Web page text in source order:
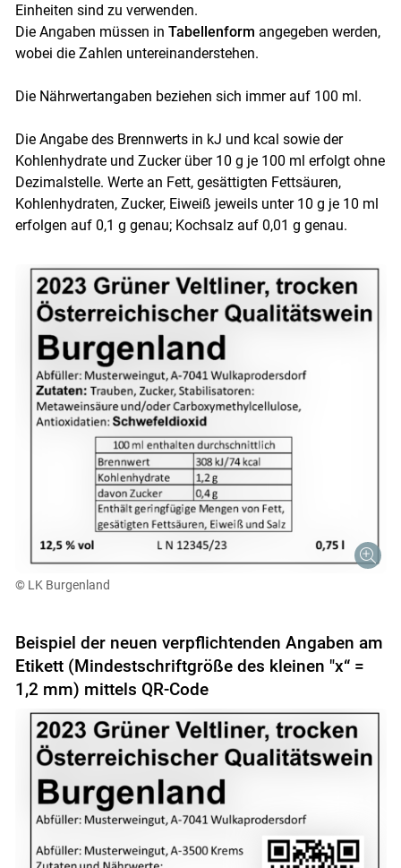
Einheiten sind zu verwenden.
Die Angaben müssen in Tabellenform angegeben werden,
wobei die Zahlen untereinanderstehen.
Die Nährwertangaben beziehen sich immer auf 100 ml.
Die Angabe des Brennwerts in kJ und kcal sowie der
Kohlenhydrate und Zucker über 10 g je 100 ml erfolgt ohne
Dezimalstelle. Werte an Fett, gesättigten Fettsäuren,
Kohlenhydraten, Zucker, Eiweiß jeweils unter 10 g je 10 ml
erfolgen auf 0,1 g genau; Kochsalz auf 0,01 g genau.
© LK Burgenland
Beispiel der neuen verpflichtenden Angaben am
Etikett (Mindestschriftgröße des kleinen "x“ =
1,2 mm) mittels QR-Code